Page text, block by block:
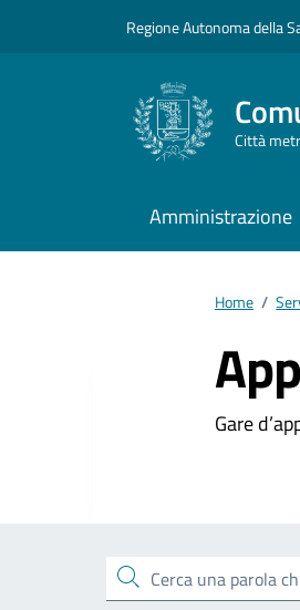
Regione Autonoma della
Città
Amministrazione
Home /
Gare
Esplora
Cerca una parola chiave